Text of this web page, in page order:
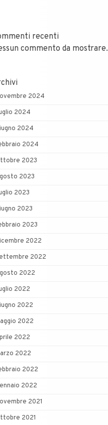
recenti
commento da mostrare.
2024
2024
2024
2024
2023
2023
2023
2023
2023
2022
2022
2022
2022
2022
2022
2022
2022
2022
2022
2021
2021